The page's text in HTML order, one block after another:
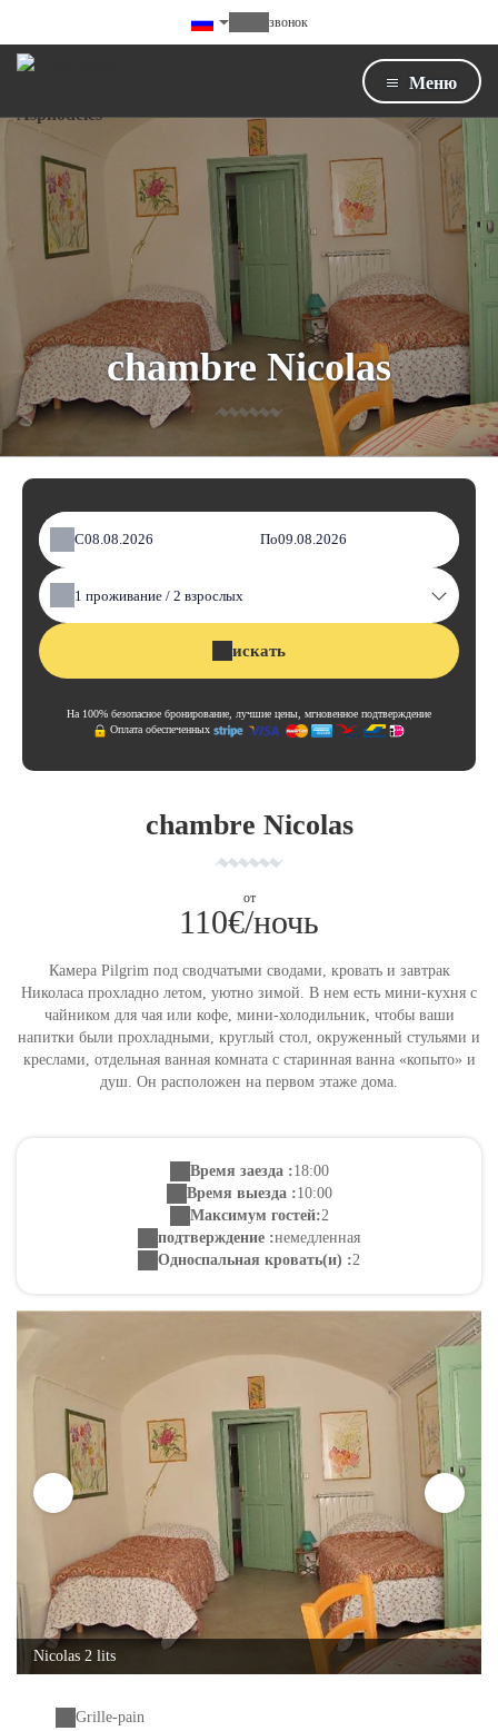
звонок
Меню
chambre Nicolas
С По
1 проживание / 2 взрослых
искать
На 100% безопасное бронирование, лучшие цены, мгновенное подтверждение
Оплата обеспеченных
chambre Nicolas
oт
110€/ночь
Камера Pilgrim под сводчатыми сводами, кровать и завтрак
Николаса прохладно летом, уютно зимой. В нем есть мини-кухня с
чайником для чая или кофе, мини-холодильник, чтобы ваши
напитки были прохладными, круглый стол, окруженный стульями и
креслами, отдельная ванная комната с старинная ванна «копыто» и
душ. Он расположен на первом этаже дома.
Время заезда :18:00
Время выезда :10:00
Максимум гостей:2
подтверждение :немедленная
Односпальная кровать(и) :2
Nicolas 2 lits
Grille-pain